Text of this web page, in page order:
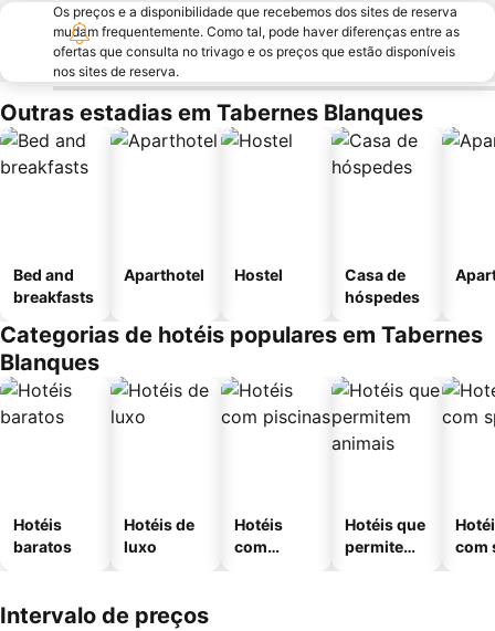
Os preços e a disponibilidade que recebemos dos sites de reserva
mudam frequentemente. Como tal, pode haver diferenças entre as
ofertas que consulta no trivago e os preços que estão disponíveis
nos sites de reserva.
Outras estadias em Tabernes Blanques
Bed and
breakfasts
Aparthotel Hostel
Casa de
hóspedes
Categorias de hotéis populares em Tabernes
Blanques
Hotéis
baratos
Hotéis de
luxo
Hotéis
com
Hotéis que
permitem
com
Intervalo de preços